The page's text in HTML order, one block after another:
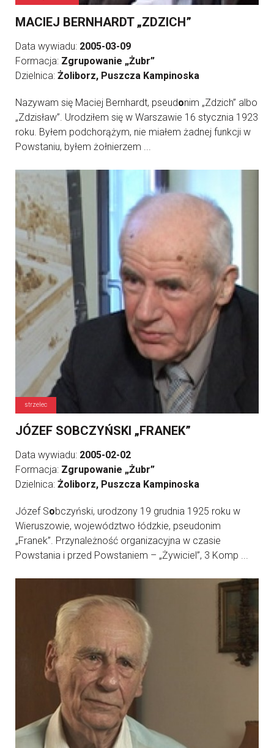
MACIEJ BERNHARDT „ZDZICH”
Data wywiadu: 2005-03-09
Formacja: Zgrupowanie „Żubr”
Dzielnica: Żoliborz, Puszcza Kampinoska
Nazywam się Maciej Bernhardt, pseudonim „Zdzich” albo
„Zdzisław”. Urodziłem się w Warszawie 16 stycznia 1923
roku. Byłem podchorążym, nie miałem żadnej funkcji w
Powstaniu, byłem żołnierzem ...
strzelec
JÓZEF SOBCZYŃSKI „FRANEK”
Data wywiadu: 2005-02-02
Formacja: Zgrupowanie „Żubr”
Dzielnica: Żoliborz, Puszcza Kampinoska
Józef Sobczyński, urodzony 19 grudnia 1925 roku w
Wieruszowie, województwo łódzkie, pseudonim
„Franek”. Przynależność organizacyjna w czasie
Powstania i przed Powstaniem – „Żywiciel”, 3 Komp ...